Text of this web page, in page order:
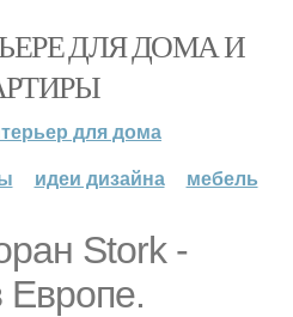
ДЛЯ ДОМА И
для дома
идеи дизайна мебель
Stork -
Европе.